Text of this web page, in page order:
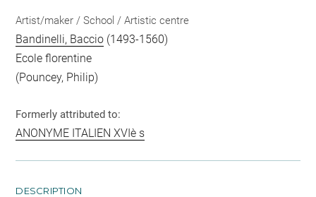
Artist/maker / School / Artistic centre
Bandinelli, Baccio (1493-1560)
Ecole florentine
(Pouncey, Philip)
Formerly attributed to:
ANONYME ITALIEN XVIè s
DESCRIPTION